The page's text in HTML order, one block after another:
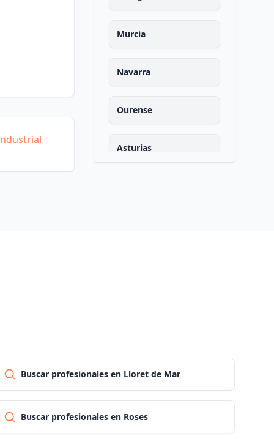
Murcia
Navarra
Ourense
Asturias
Cantabria
Segovia
Buscar profesionales en Lloret de Mar
Buscar profesionales en Roses